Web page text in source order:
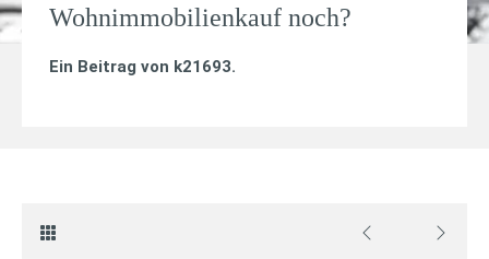
Wohnimmobilienkauf noch?
Ein Beitrag von k21693.